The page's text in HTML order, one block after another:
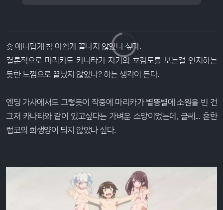
숏 애니답게 참 아쉽게 끝나지 않았나 싶다.
결론적으로 마리카도 카나타가 자기의 호감도를 보는걸 인지하는
듯한 느낌으로 끝났지 않았나? 하는 생각이 든다.
엔딩 가사에서도 그렇듯이 작중에 마리카가 별똥별에 소원을 빈 건
그저 카나타와 같이 있고싶다는 가벼운 소망이었는데, 글쎄... 흔한
럽코의 희생양이 되지 않았나 싶다.